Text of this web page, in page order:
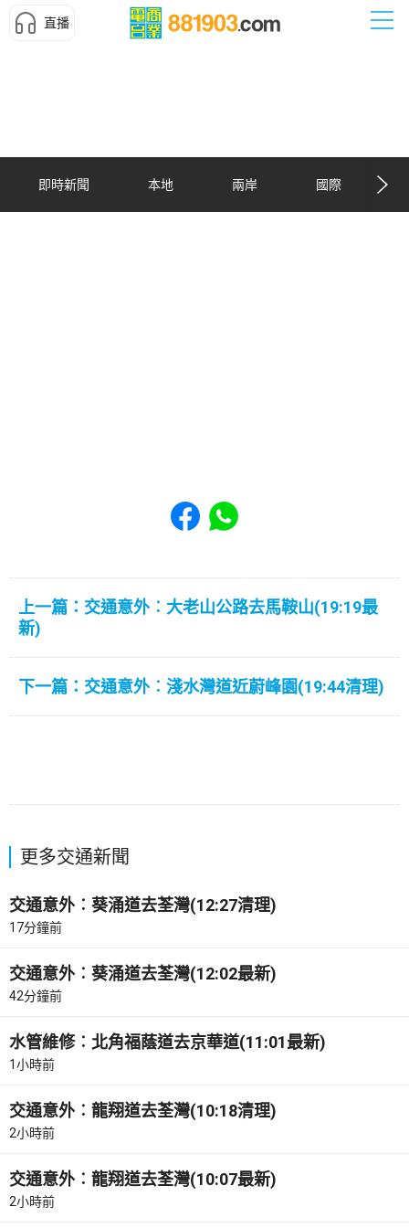
直播
即時新聞 本地 兩岸 國際
Share to Facebook
Share to WhatsApp
上一篇：交通意外︰大老山公路去馬鞍山(19:19最
新)
下一篇：交通意外︰淺水灣道近蔚峰園(19:44清理)
更多交通新聞
交通意外︰葵涌道去荃灣(12:27清理)
17分鐘前
交通意外︰葵涌道去荃灣(12:02最新)
42分鐘前
水管維修︰北角福蔭道去京華道(11:01最新)
1小時前
交通意外︰龍翔道去荃灣(10:18清理)
2小時前
交通意外︰龍翔道去荃灣(10:07最新)
2小時前